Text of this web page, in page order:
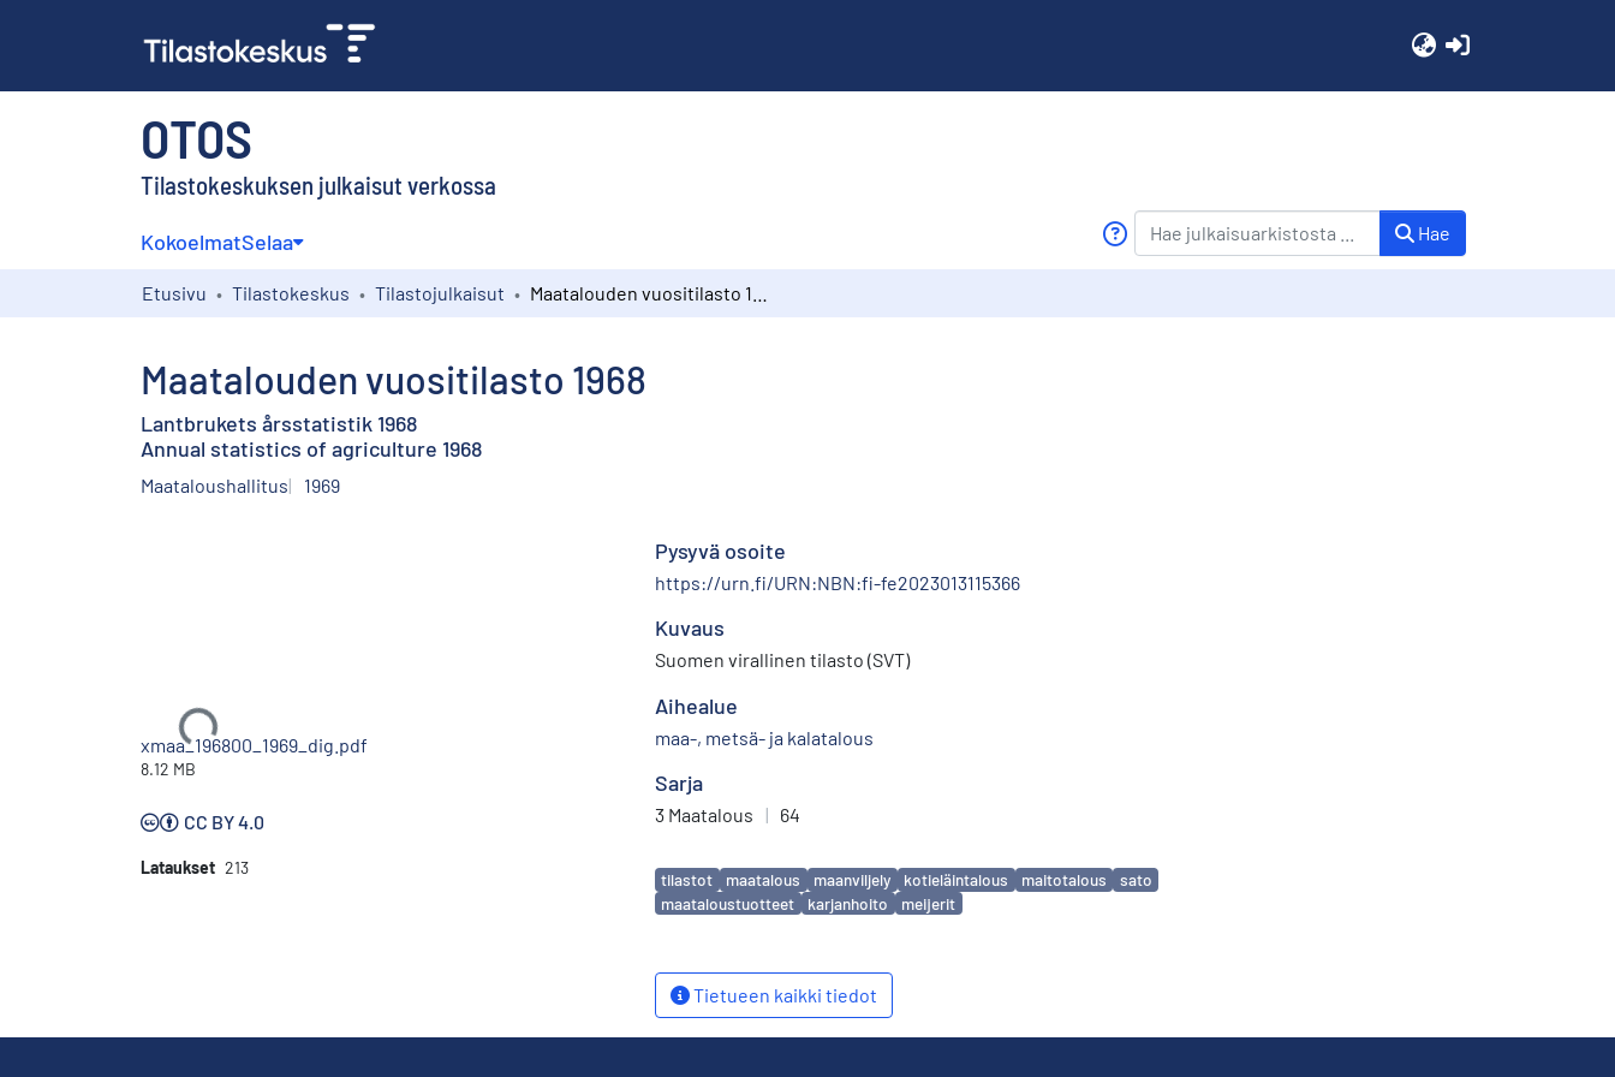
OTOS
Tilastokeskuksen julkaisut verkossa
KokoelmatSelaa Hae
Etusivu Tilastokeskus Tilastojulkaisut
Maatalouden vuositilasto 1968
Lantbrukets årsstatistik 1968
Annual statistics of agriculture 1968
Maataloushallitus 1969
Ladataan...
xmaa_196800_1969_dig.pdf
8.12 MB
CC BY 4.0
Lataukset 213
Pysyvä osoite
https://urn.fi/URN:NBN:fi-fe2023013115366
Kuvaus
Suomen virallinen tilasto (SVT)
Aihealue
maa-, metsä- ja kalatalous
Sarja
3 Maatalous | 64
Avainsanat
tilastot maatalous maanviljely kotieläintalous maitotalous
sato
maataloustuotteet
karjanhoito meijerit
Tietueen kaikki tiedot